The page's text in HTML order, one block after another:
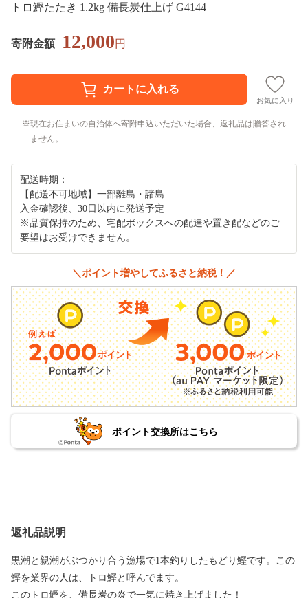
トロ鰹たたき 1.2kg 備長炭仕上げ G4144
寄附金額 12,000円
お気に入り
現在お住まいの自治体へ寄附申込いただいた場合、返礼品は贈答され
ません。
配送時期：
【配送不可地域】一部離島・諸島
入金確認後、30日以内に発送予定
※品質保持のため、宅配ボックスへの配達や置き配などのご
要望はお受けできません。
＼ポイント増やしてふるさと納税！／
ポイント交換所はこちら
返礼品説明
黒潮と親潮がぶつかり合う漁場で1本釣りしたもどり鰹です。この
鰹を業界の人は、トロ鰹と呼んでます。
このトロ鰹を、備長炭の炎で一気に焼き上げました！